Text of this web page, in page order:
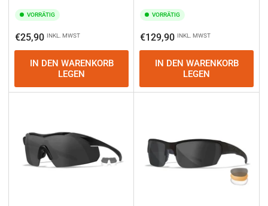
VORRÄTIG
Normaler
Preis
€25,90 INKL. MWST
IN DEN WARENKORB
LEGEN
VORRÄTIG
Normaler
Preis
€129,90 INKL. MWST
IN DEN WARENKORB
LEGEN